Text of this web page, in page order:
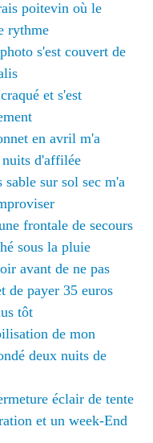
poitevin où le
rythme
s'est couvert de
et s'est
en avril m'a
d'affilée
sur sol sec m'a
frontale de secours
sous la pluie
avant de ne pas
de payer 35 euros
tôt
de mon
deux nuits de
éclair de tente
et un week-End